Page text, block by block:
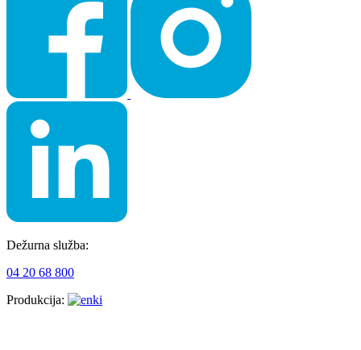
Dežurna služba:
04 20 68 800
Produkcija: